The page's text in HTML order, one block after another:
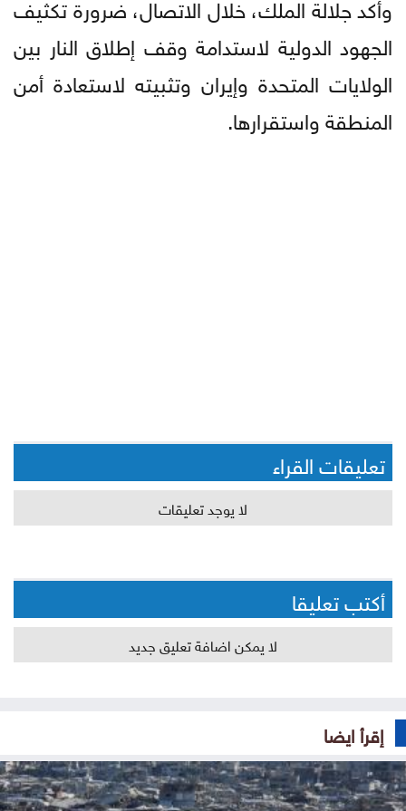
الجهود الدولية لاستدامة وقف إطلاق النار بين
الولايات المتحدة وإيران وتثبيته لاستعادة أمن
المنطقة واستقرارها.
تعليقات القراء
لا يوجد تعليقات
أكتب تعليقا
لا يمكن اضافة تعليق جديد
إقرأ ايضا